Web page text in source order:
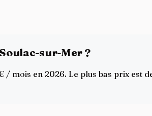
sur-Mer ?
mois en 2026. Le plus bas prix est